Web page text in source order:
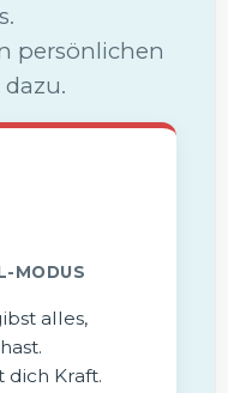
persönlichen
MODUS
alles,
dich Kraft.